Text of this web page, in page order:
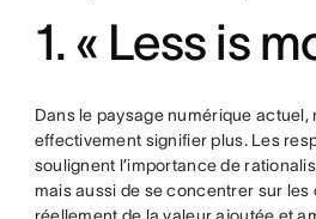
1. « Less is
Dans le paysage numérique actuel,
effectivement signifier plus. Les
soulignent l’importance de
mais aussi de se concentrer sur